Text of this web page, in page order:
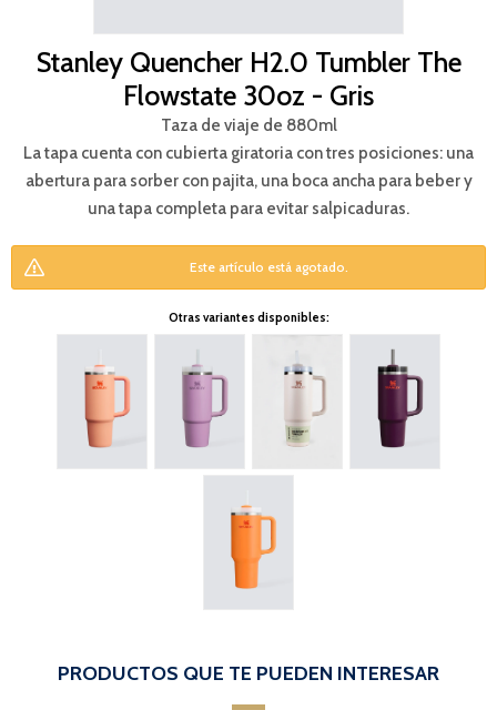
Stanley Quencher H2.0 Tumbler The
Flowstate 30oz - Gris
Taza de viaje de 880ml
La tapa cuenta con cubierta giratoria con tres posiciones: una
abertura para sorber con pajita, una boca ancha para beber y
una tapa completa para evitar salpicaduras.
Este artículo está agotado.
Otras variantes disponibles:
PRODUCTOS QUE TE PUEDEN INTERESAR